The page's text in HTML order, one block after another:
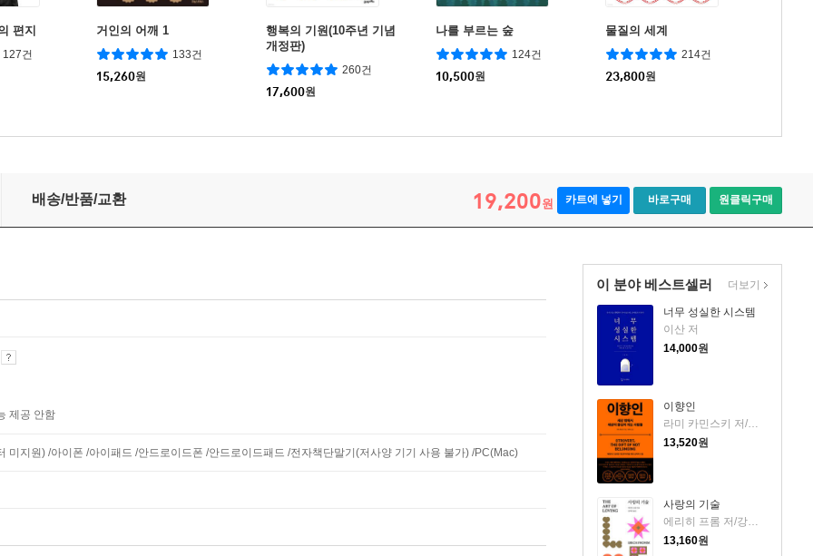
편지
127건
거인의 어깨 1
133건
15,260원
행복의 기원(10주년 기념
개정판)
260건
17,600원
나를 부르는 숲
124건
10,500원
물질의 세계
214건
23,800원
배송/반품/교환 19,200원 카트에 넣기 바로구매 원클릭구매
이 분야 베스트셀러
너무 성실한 시스템
이산 저
14,000원
이향인
13,520원
사랑의 기술
13,160원
더보기
제공 안함
미지원) /아이폰 /아이패드 /안드로이드폰 /안드로이드패드 /전자책단말기(저사양 기기 사용 불가) /PC(Mac)